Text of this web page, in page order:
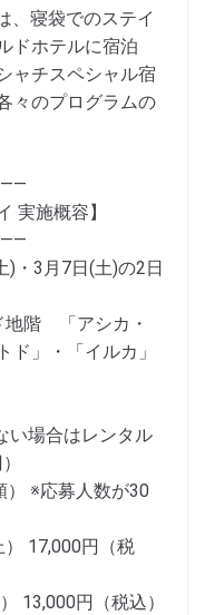
、寝袋でのステイ
ドホテルに宿泊
ャチスペシャル宿
々のプログラムの
実施概容】
・3月7日(土)の2日
地階 「アシカ・
ド」・「イルカ」
合はレンタル
） ※応募人数が30
17,000円（税
円（税込）